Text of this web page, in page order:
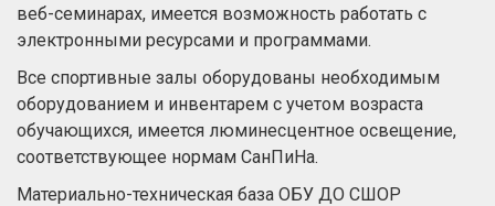
веб-семинарах, имеется возможность работать с
электронными ресурсами и программами.
Все спортивные залы оборудованы необходимым
оборудованием и инвентарем с учетом возраста
обучающихся, имеется люминесцентное освещение,
соответствующее нормам СанПиНа.
Материально-техническая база ОБУ ДО СШОР